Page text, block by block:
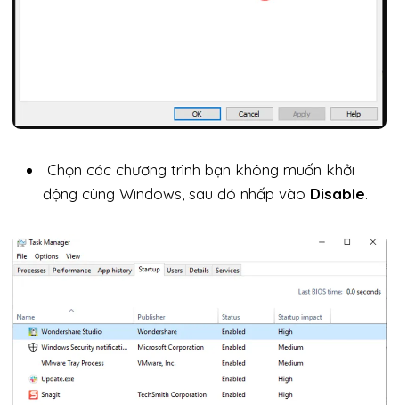
Chọn các chương trình bạn không muốn khởi
động cùng Windows, sau đó nhấp vào Disable.